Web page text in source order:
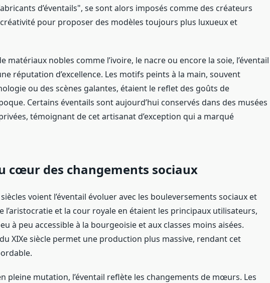
d’éventails", se sont alors imposés comme des créateurs
pour proposer des modèles toujours plus luxueux et
matériaux nobles comme l’ivoire, le nacre ou encore la soie, l’éventail
réputation d’excellence. Les motifs peints à la main, souvent
ou des scènes galantes, étaient le reflet des goûts de
Certains éventails sont aujourd’hui conservés dans des musées
témoignant de cet artisanat d’exception qui a marqué
cœur des changements sociaux
siècles voient l’éventail évoluer avec les bouleversements sociaux et
l’aristocratie et la cour royale en étaient les principaux utilisateurs,
à peu accessible à la bourgeoisie et aux classes moins aisées.
XIXe siècle permet une production plus massive, rendant cet
pleine mutation, l’éventail reflète les changements de mœurs. Les